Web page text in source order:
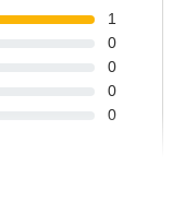
1
0
0
0
0